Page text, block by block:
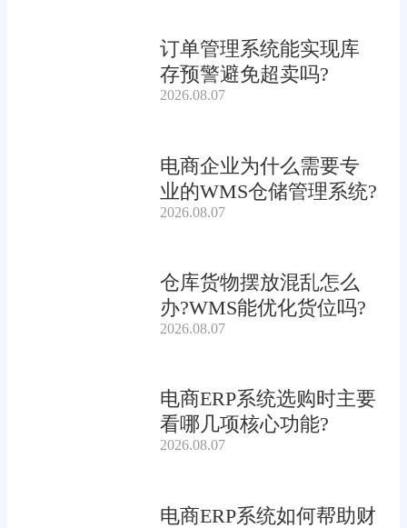
订单管理系统能实现库
存预警避免超卖吗?
2026.08.07
电商企业为什么需要专
业的WMS仓储管理系统?
2026.08.07
仓库货物摆放混乱怎么
办?WMS能优化货位吗?
2026.08.07
电商ERP系统选购时主要
看哪几项核心功能?
2026.08.07
电商ERP系统如何帮助财